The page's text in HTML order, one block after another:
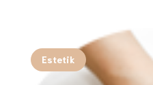
Estetik